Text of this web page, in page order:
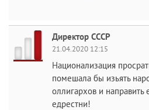
Директор СССР
21.04.2020 12:15
Национализация
помешала бы изьять
оллигархов и направить
едрестни!